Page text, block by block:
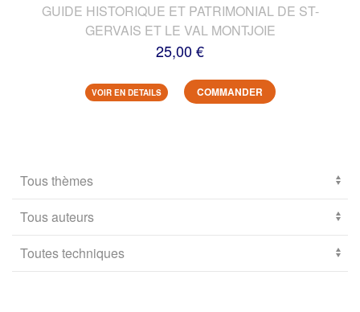
GUIDE HISTORIQUE ET PATRIMONIAL DE ST-
GERVAIS ET LE VAL MONTJOIE
25,00 €
VOIR EN DETAILS COMMANDER